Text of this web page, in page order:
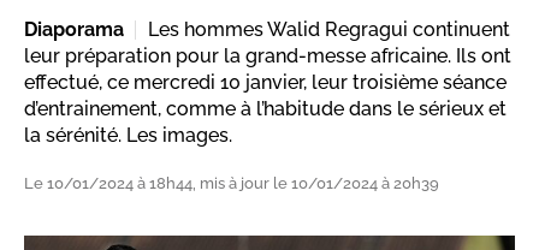
Diaporama
Les hommes Walid Regragui continuent
leur préparation pour la grand-messe africaine. Ils ont
effectué, ce mercredi 10 janvier, leur troisième séance
d’entrainement, comme à l’habitude dans le sérieux et
la sérénité. Les images.
Le 10/01/2024 à 18h44, mis à jour le 10/01/2024 à 20h39